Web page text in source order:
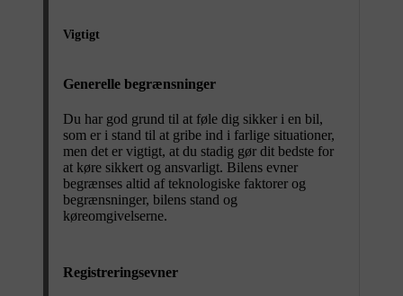
Vigtigt
Generelle begrænsninger
Du har god grund til at føle dig sikker i en bil,
som er i stand til at gribe ind i farlige situationer,
men det er vigtigt, at du stadig gør dit bedste for
at køre sikkert og ansvarligt. Bilens evner
begrænses altid af teknologiske faktorer og
begrænsninger, bilens stand og
køreomgivelserne.
Registreringsevner